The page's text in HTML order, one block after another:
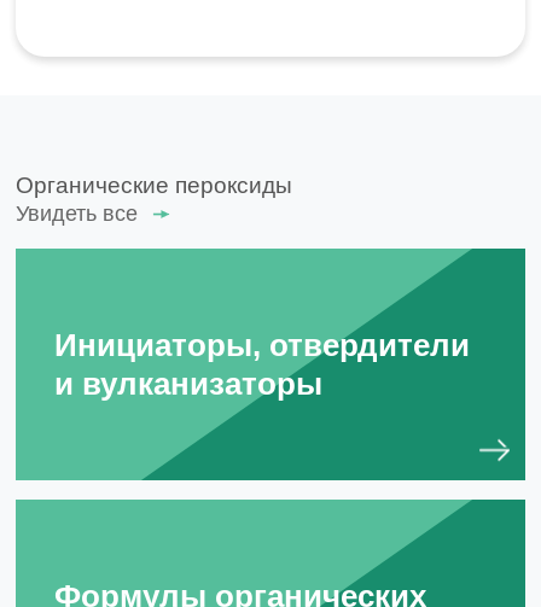
Органические пероксиды
Увидеть все
Инициаторы, отвердители
и вулканизаторы
Формулы органических